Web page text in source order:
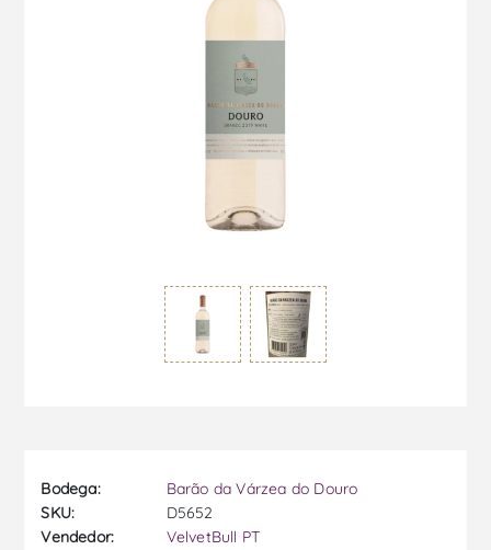
Bodega:
Barão da Várzea do Douro
SKU:
D5652
Vendedor:
VelvetBull PT